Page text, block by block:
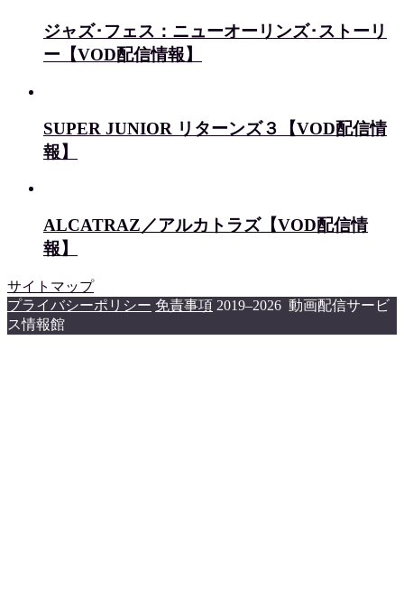
ジャズ･フェス：ニューオーリンズ･ストーリ
ー【VOD配信情報】
SUPER JUNIOR リターンズ３【VOD配信情
報】
ALCATRAZ／アルカトラズ【VOD配信情
報】
サイトマップ
プライバシーポリシー 免責事項 2019–2026 動画配信サービ
ス情報館